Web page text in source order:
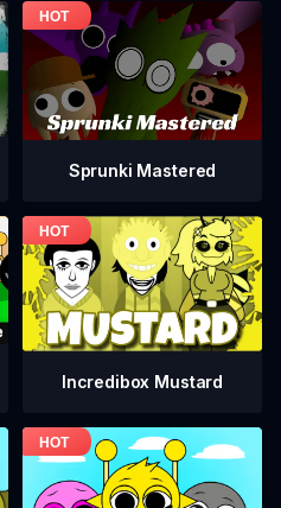
Sprunki Mastered
Incredibox Mustard